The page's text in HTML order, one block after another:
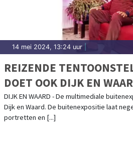
14 mei 2024, 13:24 uur
REIZENDE
DOET OOK DIJK EN
DIJK EN WAARD - De multimediale
Dijk en Waard. De buitenexpositie laat
portretten en [...]